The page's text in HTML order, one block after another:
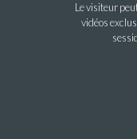
Le visiteur
vidéos